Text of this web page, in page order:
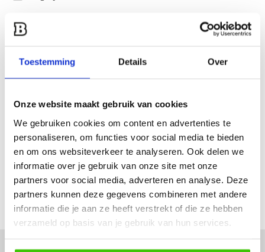
Toestemming Details Over
Onze website maakt gebruik van cookies
We gebruiken cookies om content en advertenties te
personaliseren, om functies voor social media te bieden
en om ons websiteverkeer te analyseren. Ook delen we
informatie over je gebruik van onze site met onze
partners voor social media, adverteren en analyse. Deze
partners kunnen deze gegevens combineren met andere
informatie die je aan ze heeft verstrekt of die ze hebben
verzameld op basis van je gebruik van hun services.
Heb je een vraag over dit product?
Stuur ons een mail
Productomschrijving
Specificaties
Delen